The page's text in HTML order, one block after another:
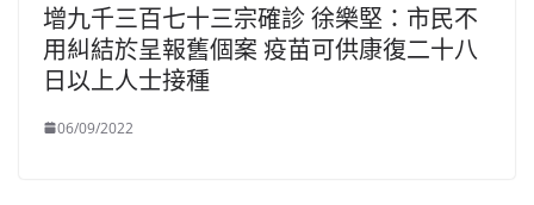
增九千三百七十三宗確診 徐樂堅：市民不
用糾結於呈報舊個案 疫苗可供康復二十八
日以上人士接種
06/09/2022